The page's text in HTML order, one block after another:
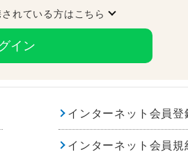
れている方はこちら
イン
インターネット会員
インターネット会員規